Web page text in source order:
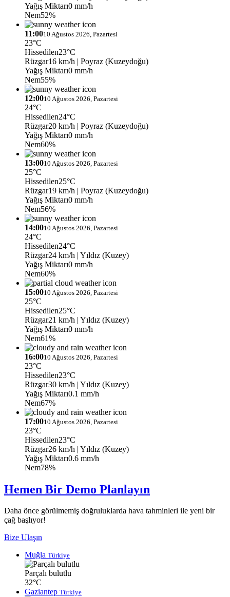
Yağış Miktarı0 mm/h
Nem52%
11:0010 Ağustos 2026, Pazartesi
23°C
Hissedilen23°C
Rüzgar16 km/h | Poyraz (Kuzeydoğu)
Yağış Miktarı0 mm/h
Nem55%
12:0010 Ağustos 2026, Pazartesi
24°C
Hissedilen24°C
Rüzgar20 km/h | Poyraz (Kuzeydoğu)
Yağış Miktarı0 mm/h
Nem60%
13:0010 Ağustos 2026, Pazartesi
25°C
Hissedilen25°C
Rüzgar19 km/h | Poyraz (Kuzeydoğu)
Yağış Miktarı0 mm/h
Nem56%
14:0010 Ağustos 2026, Pazartesi
24°C
Hissedilen24°C
Rüzgar24 km/h | Yıldız (Kuzey)
Yağış Miktarı0 mm/h
Nem60%
15:0010 Ağustos 2026, Pazartesi
25°C
Hissedilen25°C
Rüzgar21 km/h | Yıldız (Kuzey)
Yağış Miktarı0 mm/h
Nem61%
16:0010 Ağustos 2026, Pazartesi
23°C
Hissedilen23°C
Rüzgar30 km/h | Yıldız (Kuzey)
Yağış Miktarı0.1 mm/h
Nem67%
17:0010 Ağustos 2026, Pazartesi
23°C
Hissedilen23°C
Rüzgar26 km/h | Yıldız (Kuzey)
Yağış Miktarı0.6 mm/h
Nem78%
Hemen Bir Demo Planlayın
Daha önce görülmemiş doğruluklarda hava tahminleri ile yeni bir
çağ başlıyor!
Bize Ulaşın
Muğla Türkiye
Parçalı bulutlu
32°C
Gaziantep Türkiye